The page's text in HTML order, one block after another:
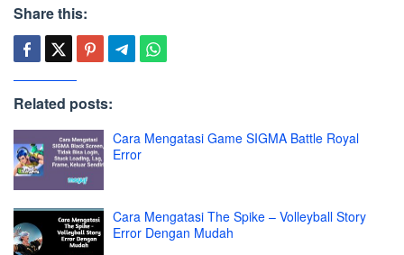
Share this:
Related posts:
Cara Mengatasi Game SIGMA Battle Royal
Error
Cara Mengatasi The Spike – Volleyball Story
Error Dengan Mudah